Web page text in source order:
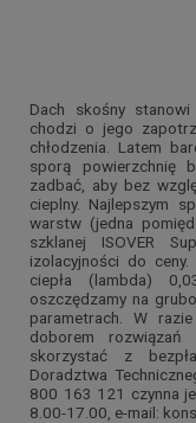
Dach skośny
chodzi o jego
chłodzenia. Latem
sporą powierzchnię
zadbać, aby bez
cieplny. Najlepszym
warstw (jedna
szklanej ISOVER
izolacyjności do
ciepła (lambda)
oszczędzamy na
parametrach. W
doborem rozwiązań
skorzystać z
Doradztwa
800 163 121 czynna
8.00-17.00, e-mail: